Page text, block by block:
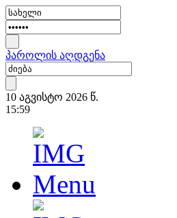
პაროლის აღდგენა
10 აგვისტო 2026 წ.
15:59